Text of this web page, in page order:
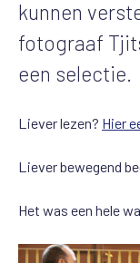
kunnen
fotograaf
een selectie.
Liever lezen? Hier
Liever bewegend
Het was een hele